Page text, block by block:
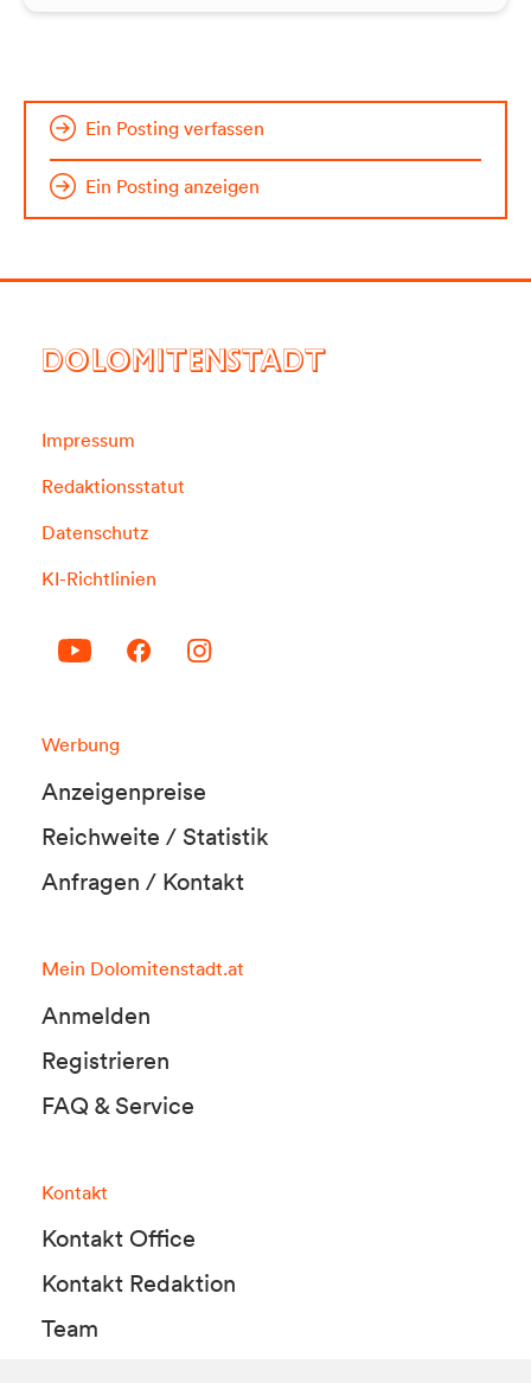
Ein Posting verfassen
Ein Posting anzeigen
DOLOMITENSTADT
Impressum
Redaktionsstatut
Datenschutz
KI-Richtlinien
Werbung
Anzeigenpreise
Reichweite / Statistik
Anfragen / Kontakt
Mein Dolomitenstadt.at
Anmelden
Registrieren
FAQ & Service
Kontakt
Kontakt Office
Kontakt Redaktion
Team